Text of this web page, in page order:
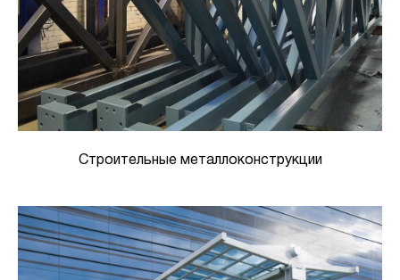
Строительные металлоконструкции